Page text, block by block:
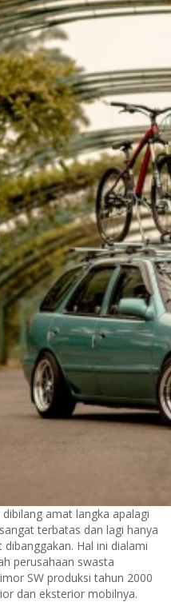
amat langka apalagi
terbatas dan lagi hanya
Hal ini dialami
perusahaan swasta
SW produksi tahun 2000
dan eksterior mobilnya.